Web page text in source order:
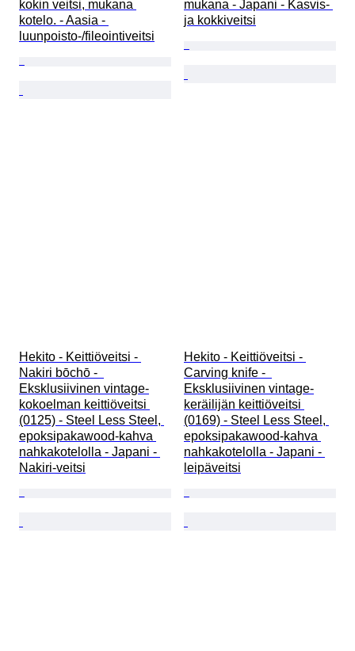
kokin veitsi, mukana
kotelo. - Aasia -
luunpoisto-/fileointiveitsi
mukana - Japani - Kasvis-
ja kokkiveitsi
Hekito - Keittiöveitsi -
Nakiri bōchō -
Eksklusiivinen vintage-
kokoelman keittiöveitsi
(0125) - Steel Less Steel,
epoksipakawood-kahva
nahkakotelolla - Japani -
Nakiri-veitsi
Hekito - Keittiöveitsi -
Carving knife -
Eksklusiivinen vintage-
keräilijän keittiöveitsi
(0169) - Steel Less Steel,
epoksipakawood-kahva
nahkakotelolla - Japani -
leipäveitsi